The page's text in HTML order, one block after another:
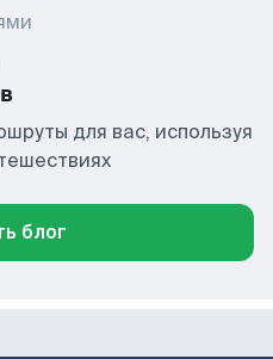
для вас, используя
блог